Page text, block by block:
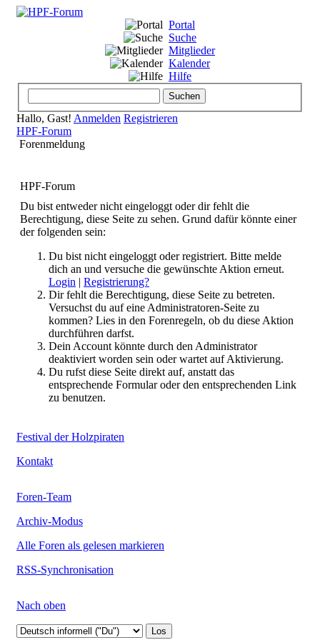
Portal
Suche
Mitglieder
Kalender
Hilfe
Hallo, Gast! Anmelden Registrieren
HPF-Forum
Forenmeldung
HPF-Forum
Du bist entweder nicht eingeloggt oder dir fehlt die
Berechtigung, diese Seite zu sehen. Grund dafür könnte einer
der folgenden sein:
Du bist nicht eingeloggt oder registriert. Bitte melde
dich an und versuche die gewünschte Aktion erneut.
Login | Registrierung?
Dir fehlt die Berechtigung, diese Seite zu betreten.
Versuchst du auf eine Administratoren-Seite zu
kommen? Lies in den Forenregeln, ob du diese Aktion
durchführen darfst.
Dein Account könnte durch den Administrator
deaktiviert worden sein oder wartet auf Aktivierung.
Du rufst diese Seite direkt auf, anstatt das
entsprechende Formular oder den entsprechenden Link
zu benutzen.
Festival der Holzpiraten
Kontakt
Foren-Team
Archiv-Modus
Alle Foren als gelesen markieren
RSS-Synchronisation
Nach oben